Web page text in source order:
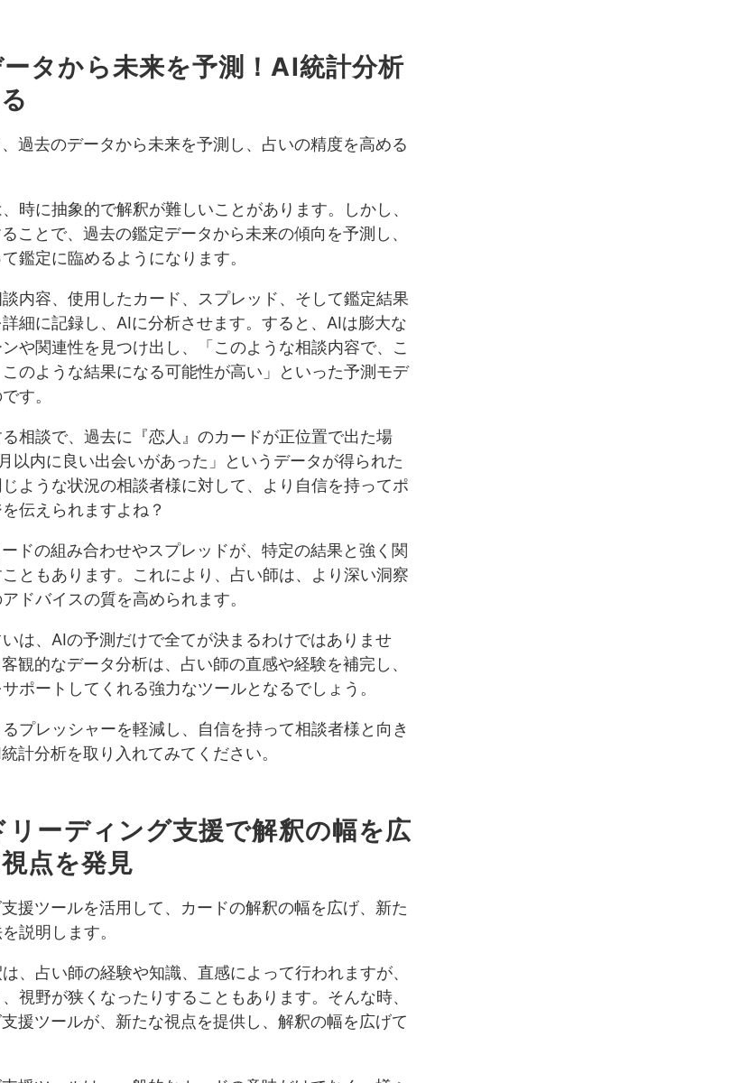
タから未来を予測！AI統計分析
過去のデータから未来を予測し、占いの精度を高める
時に抽象的で解釈が難しいことがあります。しかし、
ことで、過去の鑑定データから未来の傾向を予測し、
鑑定に臨めるようになります。
内容、使用したカード、スプレッド、そして鑑定結果
細に記録し、AIに分析させます。すると、AIは膨大な
や関連性を見つけ出し、「このような相談内容で、こ
のような結果になる可能性が高い」といった予測モデ
す。
相談で、過去に『恋人』のカードが正位置で出た場
以内に良い出会いがあった」というデータが得られた
ような状況の相談者様に対して、より自信を持ってポ
伝えられますよね？
ドの組み合わせやスプレッドが、特定の結果と強く関
ともあります。これにより、占い師は、より深い洞察
ドバイスの質を高められます。
は、AIの予測だけで全てが決まるわけではありませ
観的なデータ分析は、占い師の直感や経験を補完し、
ポートしてくれる強力なツールとなるでしょう。
プレッシャーを軽減し、自信を持って相談者様と向き
計分析を取り入れてみてください。
ーディング支援で解釈の幅を広
点を発見
援ツールを活用して、カードの解釈の幅を広げ、新た
説明します。
、占い師の経験や知識、直感によって行われますが、
視野が狭くなったりすることもあります。そんな時、
援ツールが、新たな視点を提供し、解釈の幅を広げて